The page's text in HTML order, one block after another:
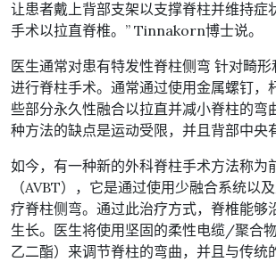
让患者戴上背部支架以支撑脊柱并维持症
手术以拉直脊椎。” Tinnakorn博士说。
医生通常对患有特发性脊柱侧弯 针对畸
进行脊柱手术。通常通过使用金属螺钉，
些部分永久性融合以拉直并减小脊柱的弯
种方法的缺点是运动受限，并且背部中央
如今，有一种新的外科脊柱手术方法称为
（AVBT），它是通过使用少融合系统以
疗脊柱侧弯。通过此治疗方式，脊椎能够
生长。医生将使用坚固的柔性电缆/聚合
乙二酯）来调节脊柱的弯曲，并且与传统